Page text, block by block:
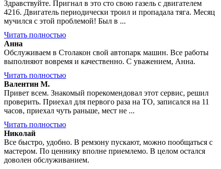
Здравствуйте. Пригнал в это сто свою газель с двигателем
4216. Двигатель периодически троил и пропадала тяга. Месяц
мучился с этой проблемой! Был в ...
Читать полностью
Анна
Обслуживаем в Столакон свой автопарк машин. Все работы
выполняют вовремя и качественно. С уважением, Анна.
Читать полностью
Валентин М.
Привет всем. Знакомый порекомендовал этот сервис, решил
проверить. Приехал для первого раза на ТО, записался на 11
часов, приехал чуть раньше, мест не ...
Читать полностью
Николай
Все быстро, удобно. В ремзону пускают, можно пообщаться с
мастером. По ценнику вполне приемлемо. В целом остался
доволен обслуживанием.